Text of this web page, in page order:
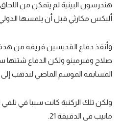
هندرسون البينية لم يتمكن من
أليكس مكارثي قبل أن يلمسها
وأنقذ دفاع القديسين فريقه من هدف
صلاح وفيرمينو ولكن الدفاع
المسابقة الموسم الماضي لتذهب إلى
ولكن تلك الركنية كانت سببا في
ماتيب في الدقيقة 21.